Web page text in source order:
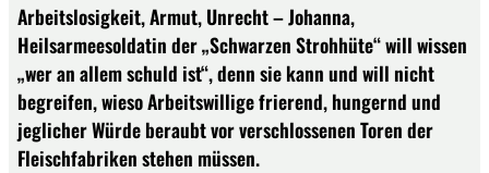
Arbeitslosigkeit, Armut, Unrecht – Johanna,
Heilsarmeesoldatin der „Schwarzen Strohhüte“ will wissen
„wer an allem schuld ist“, denn sie kann und will nicht
begreifen, wieso Arbeitswillige frierend, hungernd und
jeglicher Würde beraubt vor verschlossenen Toren der
Fleischfabriken stehen müssen.